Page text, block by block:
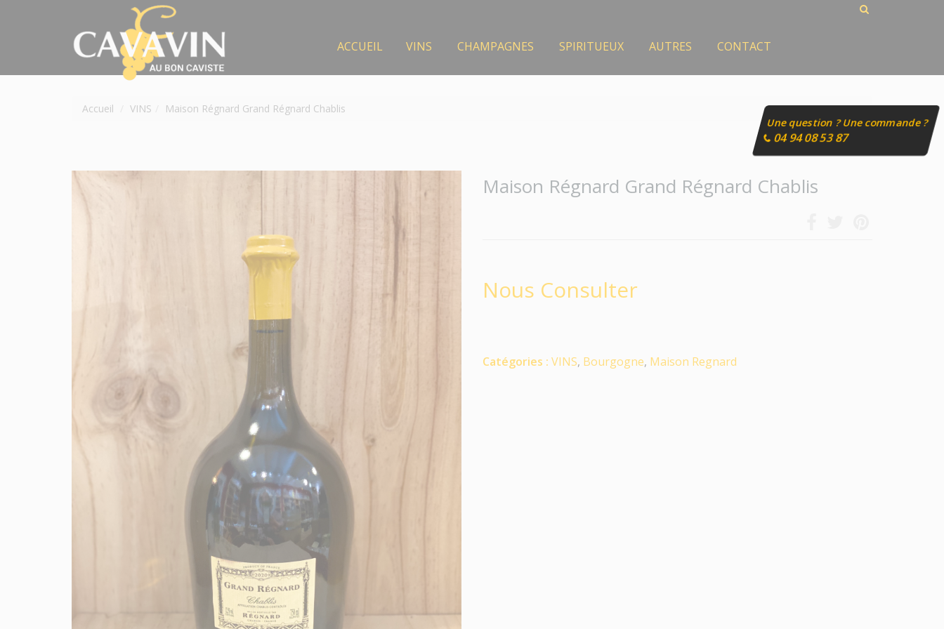
ACCUEIL VINS CHAMPAGNES SPIRITUEUX AUTRES CONTACT
Accueil VINS Maison Régnard Grand Régnard Chablis
Maison Régnard Grand Régnard Chablis
Nous Consulter
Catégories : VINS, Bourgogne, Maison Regnard
Une question ? Une commande ?
04 94 08 53 87